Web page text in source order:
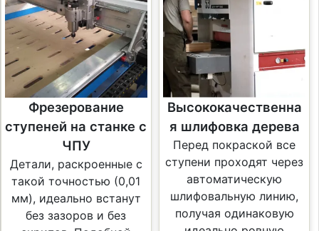
Фрезерование
ступеней на станке с
ЧПУ
Детали, раскроенные с
такой точностью (0,01
мм), идеально встанут
без зазоров и без
Высококачественна
я шлифовка дерева
Перед покраской все
ступени проходят через
автоматическую
шлифовальную линию,
получая одинаковую